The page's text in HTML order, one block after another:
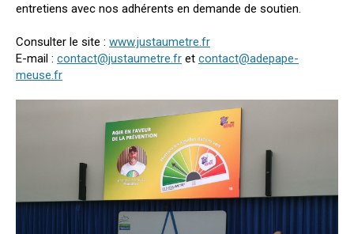
entretiens avec nos adhérents en demande de soutien.
Consulter le site : www.justaumetre.fr
E-mail : contact@justaumetre.fr et contact@adepape-
meuse.fr